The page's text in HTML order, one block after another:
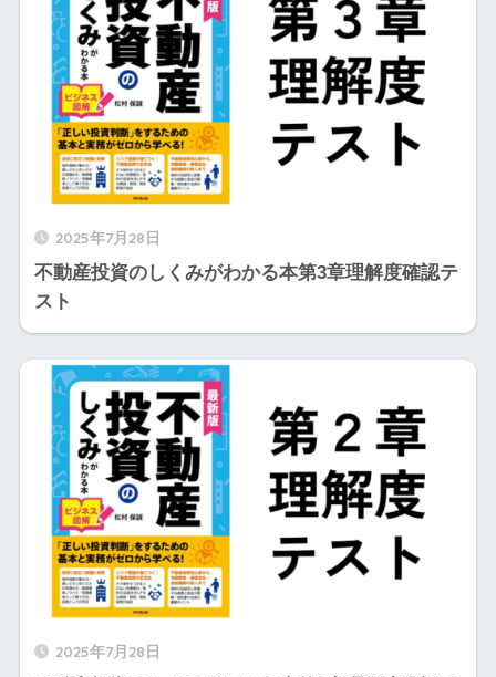
2025年7月28日
不動産投資のしくみがわかる本第3章理解度確認テ
スト
2025年7月28日